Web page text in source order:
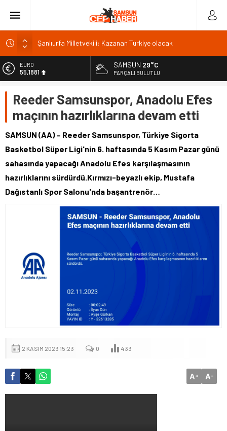
Şanlıurfa Milletvekili: Kazanan Türkiye olacak
İSDEMİR’in 2026 ilk yarı yatırımları büyük ivme kazandı
Trabzonspor’da kombine satışında rekor: 18 bin
Van’da Sahil Yolu kavşak düzenlemesi tamamlandı
EURO
55,1881
6.660,55
BİST
13.779,39
47,7111
SAMSUN 29°C
PARÇALI BULUTLU
Reeder Samsunspor, Anadolu Efes
maçının hazırlıklarına devam etti
SAMSUN (AA) – Reeder Samsunspor, Türkiye Sigorta
Basketbol Süper Ligi'nin 6. haftasında 5 Kasım Pazar günü
sahasında yapacağı Anadolu Efes karşılaşmasının
hazırlıklarını sürdürdü.Kırmızı-beyazlı ekip, Mustafa
Dağıstanlı Spor Salonu'nda başantrenör…
2 KASIM 2023 15:23 0 433
A+ A-